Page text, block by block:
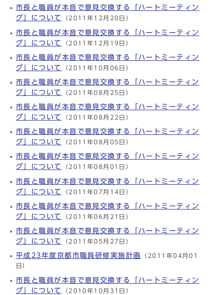
市長と職員が本音で意見交換する「ハートミーティン
グ」について
（2011年12月20日）
市長と職員が本音で意見交換する「ハートミーティン
グ」について
（2011年12月19日）
市長と職員が本音で意見交換する「ハートミーティン
グ」について
（2011年10月06日）
市長と職員が本音で意見交換する「ハートミーティン
グ」について
（2011年08月25日）
市長と職員が本音で意見交換する「ハートミーティン
グ」について
（2011年08月22日）
市長と職員が本音で意見交換する「ハートミーティン
グ」について
（2011年08月05日）
市長と職員が本音で意見交換する「ハートミーティン
グ」について
（2011年08月01日）
市長と職員が本音で意見交換する「ハートミーティン
グ」について
（2011年07月14日）
市長と職員が本音で意見交換する「ハートミーティン
グ」について
（2011年06月21日）
市長と職員が本音で意見交換する「ハートミーティン
グ」について
（2011年05月27日）
平成23年度京都市職員研修実施計画 （2011年04月01
日）
市長と職員が本音で意見交換する「ハートミーティン
グ」について
（2010年10月31日）